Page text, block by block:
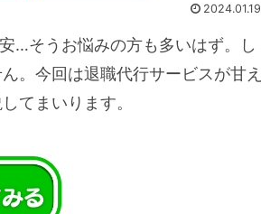
2024.01.19
…そうお悩みの方も多いはず。し
。今回は退職代行サービスが甘え
てまいります。